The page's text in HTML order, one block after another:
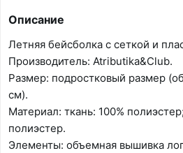
Описание
Летняя бейсболка с сеткой и
Производитель: Atributika&Club.
Размер: подростковый размер
см).
Материал: ткань: 100%
полиэстер.
Элементы: объемная вышивка